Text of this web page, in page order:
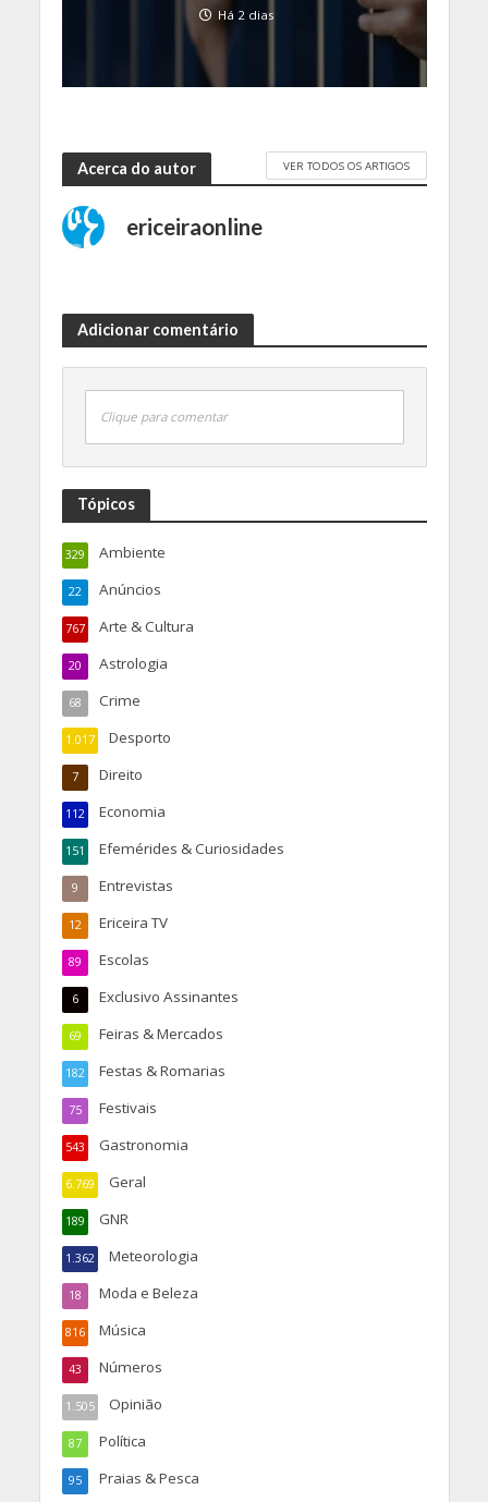
Há 2 dias
Acerca do autor VER TODOS OS ARTIGOS
ericeiraonline
Adicionar comentário
Clique para comentar
Tópicos
Ambiente
329
Anúncios
22
Arte & Cultura
767
Astrologia
20
Crime
68
Desporto
1.017
Direito
7
Economia
112
Efemérides & Curiosidades
151
Entrevistas
9
Ericeira TV
12
Escolas
89
Exclusivo Assinantes
6
Feiras & Mercados
69
Festas & Romarias
182
Festivais
75
Gastronomia
543
Geral
6.769
GNR
189
Meteorologia
1.362
Moda e Beleza
18
Música
816
Números
43
Opinião
1.505
Política
87
Praias & Pesca
95